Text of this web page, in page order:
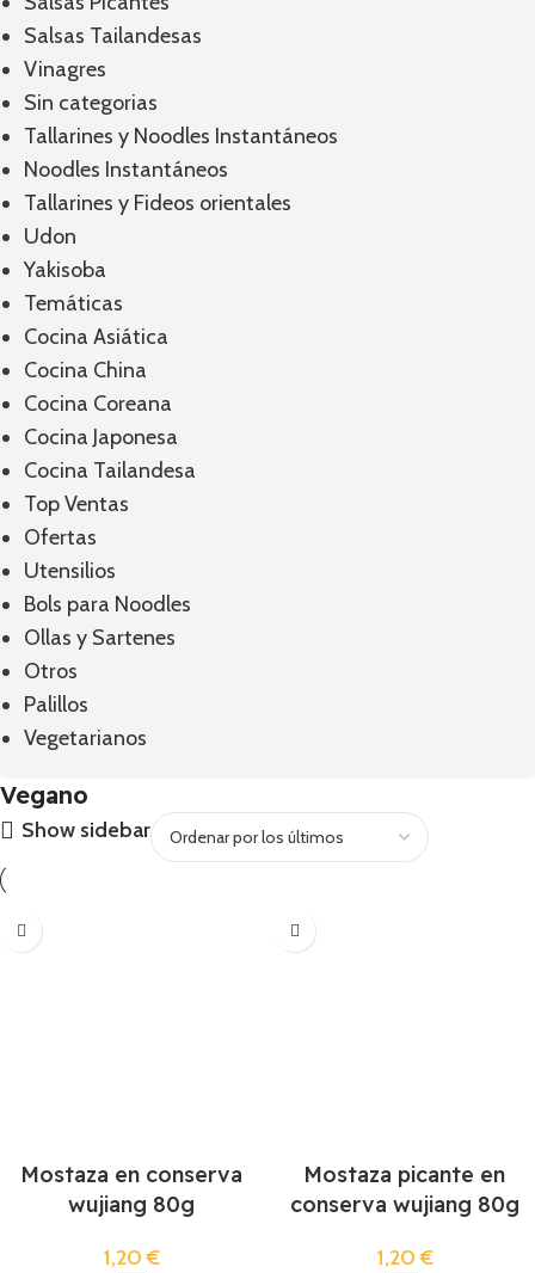
Salsas Tailandesas
Vinagres
Sin categorias
Tallarines y Noodles Instantáneos
Noodles Instantáneos
Tallarines y Fideos orientales
Udon
Yakisoba
Temáticas
Cocina Asiática
Cocina China
Cocina Coreana
Cocina Japonesa
Cocina Tailandesa
Top Ventas
Ofertas
Utensilios
Bols para Noodles
Ollas y Sartenes
Otros
Palillos
Vegetarianos
Vegano
Show sidebar
Mostaza en conserva
wujiang 80g
1,20€
Mostaza picante en
conserva wujiang 80g
1,20€